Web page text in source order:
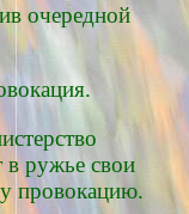
очередной
в ружье свои
провокацию.